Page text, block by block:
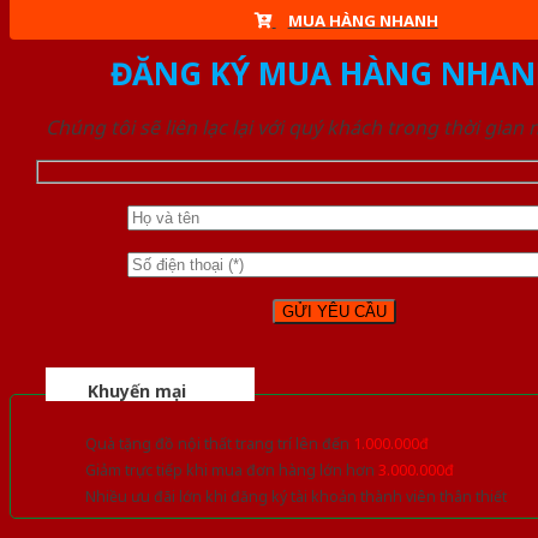
MUA HÀNG NHANH
ĐĂNG KÝ MUA HÀNG
Chúng tôi sẽ liên lạc lại với quý khách trong thời gian
Khuyến mại
Quà tặng đồ nội thất trang trí lên đến 1.000.000đ
Giảm trực tiếp khi mua đơn hàng lớn hơn 3.000.000đ
Nhiều ưu đãi lớn khi đăng ký tài khoản thành viên thân thiết